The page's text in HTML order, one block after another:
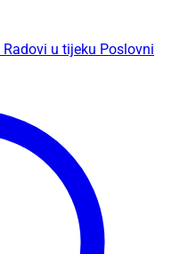
Radovi u tijeku Poslovni